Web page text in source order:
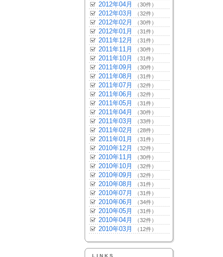
2012年04月 （30件）
2012年03月 （32件）
2012年02月 （30件）
2012年01月 （31件）
2011年12月 （31件）
2011年11月 （30件）
2011年10月 （31件）
2011年09月 （30件）
2011年08月 （31件）
2011年07月 （32件）
2011年06月 （32件）
2011年05月 （31件）
2011年04月 （30件）
2011年03月 （33件）
2011年02月 （28件）
2011年01月 （31件）
2010年12月 （32件）
2010年11月 （30件）
2010年10月 （32件）
2010年09月 （32件）
2010年08月 （31件）
2010年07月 （31件）
2010年06月 （34件）
2010年05月 （31件）
2010年04月 （32件）
2010年03月 （12件）
LINKS